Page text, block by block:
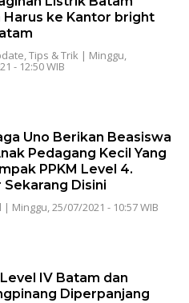
Listrik Batam
Harus ke Kantor bright
,Tips & Trik | Minggu,
- 12:50 WIB
Uno Berikan Beasiswa
Pedagang Kecil Yang
PPKM Level 4.
Disini
| Minggu, 25/07/2021 - 10:57 WIB
Level IV Batam dan